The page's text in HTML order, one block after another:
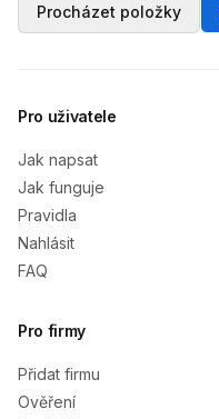
Procházet položky
Pro uživatele
Jak napsat
Jak funguje
Pravidla
Nahlásit
FAQ
Pro firmy
Přidat firmu
Ověření